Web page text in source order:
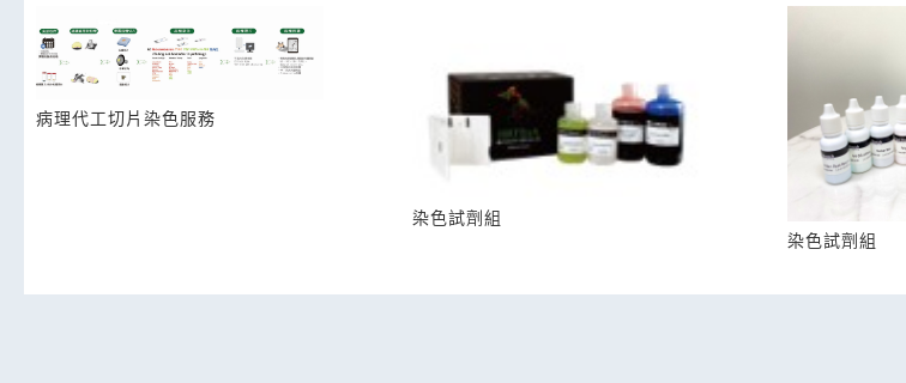
病理代工切片染色服務
染色試劑組
染色試劑組